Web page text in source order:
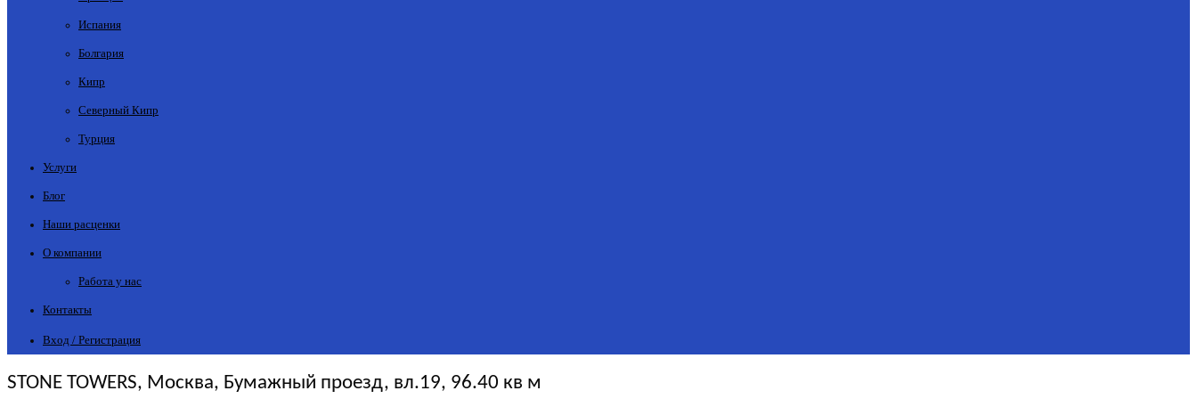
Испания
Болгария
Кипр
Северный Кипр
Турция
Услуги
Блог
Наши расценки
О компании
Работа у нас
Контакты
Вход / Регистрация
STONE TOWERS, Москва, Бумажный проезд, вл.19, 96.40 кв м